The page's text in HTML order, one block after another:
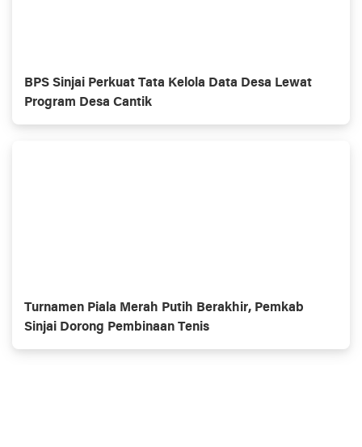
BPS Sinjai Perkuat Tata Kelola Data Desa Lewat
Program Desa Cantik
Turnamen Piala Merah Putih Berakhir, Pemkab
Sinjai Dorong Pembinaan Tenis